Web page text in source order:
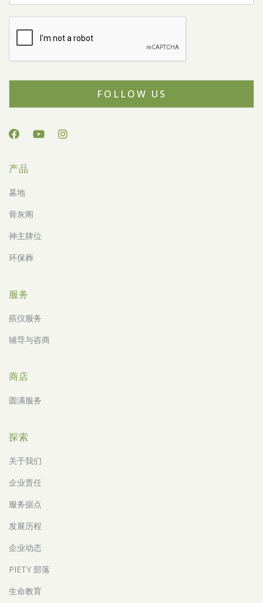
FOLLOW US
产品
墓地
骨灰阁
神主牌位
环保葬
服务
殡仪服务
辅导与咨商
商店
圆满服务
探索
关于我们
企业责任
服务据点
发展历程
企业动态
PIETY 部落
生命教育